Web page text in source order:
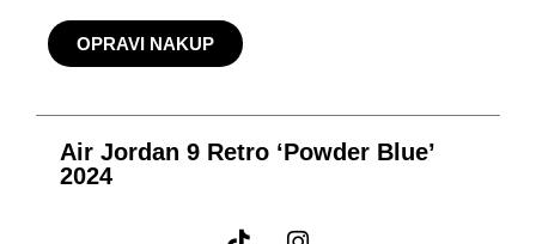
OPRAVI NAKUP
Air Jordan 9 Retro ‘Powder Blue’
2024